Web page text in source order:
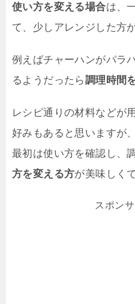
使い方を変える場合は、
て、少しアレンジした方
例えばチャーハンがパラ
るようだったら調理時間
レシピ通りの材料などが
好みもあると思いますが、
最初は使い方を確認し、
方を変える方が美味しく
スポン